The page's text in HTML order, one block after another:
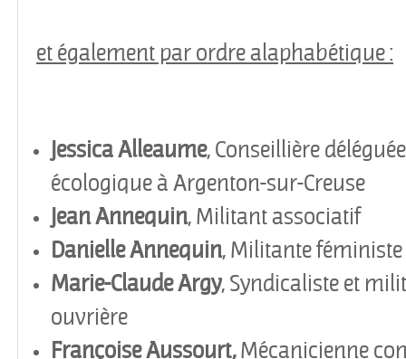
et également par ordre alaphabétique :
Jessica Alleaume, Conseillière
écologique à Argenton-sur-Creuse
Jean Annequin, Militant associatif
Danielle Annequin, Militante féministe
Marie-Claude Argy, Syndicaliste et
ouvrière
Françoise Aussourt,Mécanicienne